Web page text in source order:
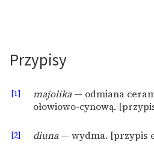
Przypisy
[1] majolika— odmiana
ołowiowo-cynową.
[2] diuna— wydma. [przypis